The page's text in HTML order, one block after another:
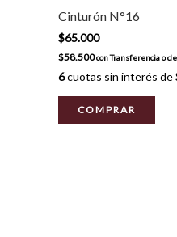
Cinturón N°16
$65.000
$58.500conTransferencia o
6cuotas sin interés de
COMPRAR